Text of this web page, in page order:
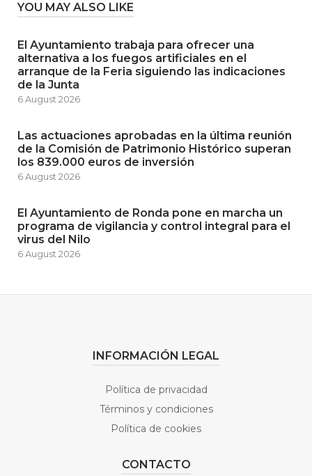
YOU MAY ALSO LIKE
El Ayuntamiento trabaja para ofrecer una
alternativa a los fuegos artificiales en el
arranque de la Feria siguiendo las indicaciones
de la Junta
6 August 2026
Las actuaciones aprobadas en la última reunión
de la Comisión de Patrimonio Histórico superan
los 839.000 euros de inversión
6 August 2026
El Ayuntamiento de Ronda pone en marcha un
programa de vigilancia y control integral para el
virus del Nilo
6 August 2026
INFORMACIÓN LEGAL
Política de privacidad
Términos y condiciones
Política de cookies
CONTACTO